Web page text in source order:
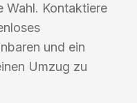
Wahl. Kontaktiere
und ein
Umzug zu